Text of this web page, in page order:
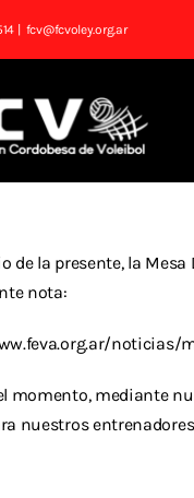
| fcv@fcvoley.org.ar
de la presente, la
nota:
noticias/
momento, mediante
nuestros